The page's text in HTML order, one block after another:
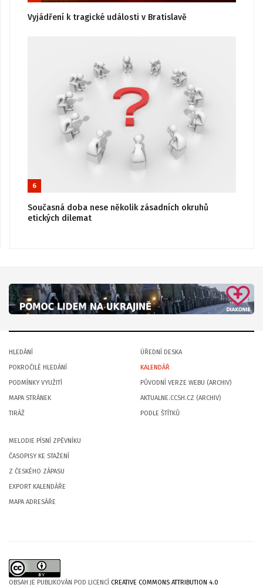
Vyjádření k tragické události v Bratislavě
6
Současná doba nese několik zásadních okruhů
etických dilemat
HLEDÁNÍ
POKROČILÉ HLEDÁNÍ
PODMÍNKY VYUŽITÍ
MAPA STRÁNEK
TIRÁŽ
ÚŘEDNÍ DESKA
KALENDÁŘ
PŮVODNÍ VERZE WEBU (ARCHIV)
AKTUALNE.CCSH.CZ (ARCHIV)
PODLE ŠTÍTKŮ
MELODIE PÍSNÍ ZPĚVNÍKU
ČASOPISY KE STAŽENÍ
Z ČESKÉHO ZÁPASU
EXPORT KALENDÁŘE
MAPA ADRESÁŘE
OBSAH JE PUBLIKOVÁN POD LICENCÍ CREATIVE COMMONS ATTRIBUTION 4.0